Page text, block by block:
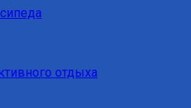
отдыха